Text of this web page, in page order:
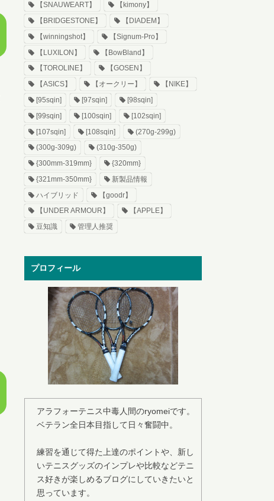
【SNAUWEART】
【kimony】
【BRIDGESTONE】
【DIADEM】
【winningshot】
【Signum-Pro】
【LUXILON】
【BowBland】
【TOROLINE】
【GOSEN】
【ASICS】
【オークリー】
【NIKE】
[95sqin]
[97sqin]
[98sqin]
[99sqin]
[100sqin]
[102sqin]
[107sqin]
[108sqin]
(270g-299g)
(300g-309g)
(310g-350g)
{300mm-319mm}
{320mm}
{321mm-350mm}
新製品情報
ハイブリッド
【goodr】
【UNDER ARMOUR】
【APPLE】
豆知識
管理人推奨
プロフィール
アラフォーテニス中毒人間のryomeiです。
ベテラン全日本目指して日々奮闘中。
練習を通じて得た上達のポイントや、新し
いテニスグッズのインプレや比較などテニ
ス好きが楽しめるブログにしていきたいと
思っています。